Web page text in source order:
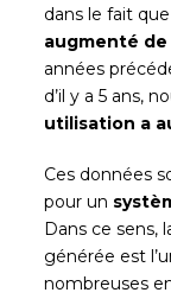
dans le fait que
augmenté de
années
d’il y a 5 ans,
utilisation a
Ces données
pour un
Dans ce sens,
générée est
nombreuses